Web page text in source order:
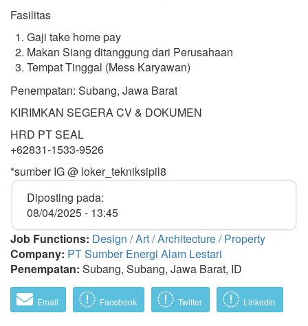
Fasilitas
Gaji take home pay
Makan Siang ditanggung dari Perusahaan
Tempat Tinggal (Mess Karyawan)
Penempatan: Subang, Jawa Barat
KIRIMKAN SEGERA CV & DOKUMEN
HRD PT SEAL
+62831-1533-9526
*sumber IG @ loker_tekniksipil8
Diposting pada:
08/04/2025 - 13:45
Job Functions: Design / Art / Architecture / Property
Company: PT Sumber Energi Alam Lestari
Penempatan: Subang, Subang, Jawa Barat, ID
Email Facebook Twitter LinkedIn